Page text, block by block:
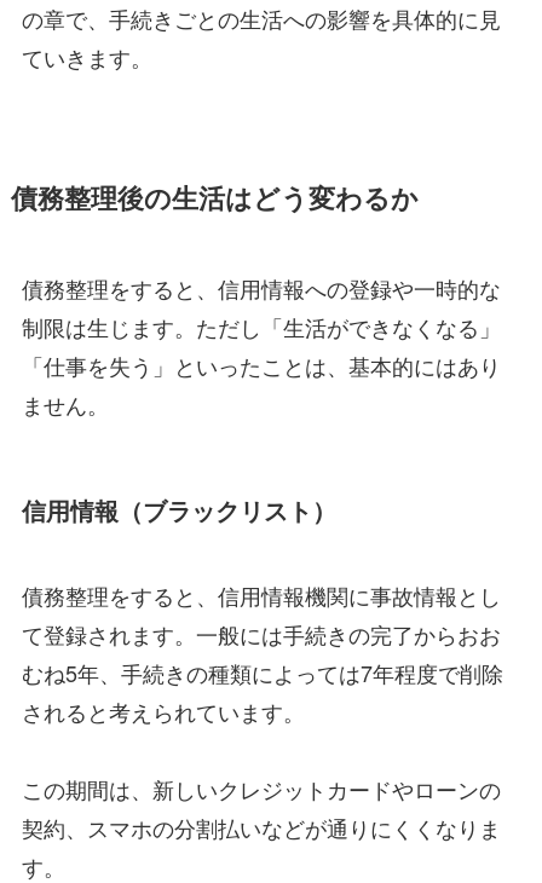
の章で、手続きごとの生活への影響を具体的に見
ていきます。
債務整理後の生活はどう変わるか
債務整理をすると、信用情報への登録や一時的な
制限は生じます。ただし「生活ができなくなる」
「仕事を失う」といったことは、基本的にはあり
ません。
信用情報（ブラックリスト）
債務整理をすると、信用情報機関に事故情報とし
て登録されます。一般には手続きの完了からおお
むね5年、手続きの種類によっては7年程度で削除
されると考えられています。
この期間は、新しいクレジットカードやローンの
契約、スマホの分割払いなどが通りにくくなりま
す。